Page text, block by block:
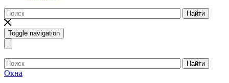
Найти
Toggle navigation
Найти
Окна